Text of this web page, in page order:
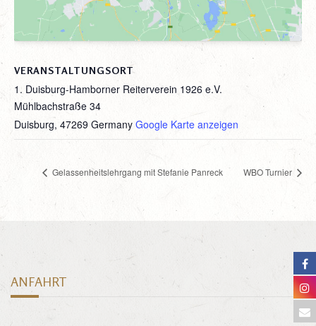
VERANSTALTUNGSORT
1. Duisburg-Hamborner Reiterverein 1926 e.V.
Mühlbachstraße 34
Duisburg, 47269 Germany Google Karte anzeigen
Gelassenheitslehrgang mit Stefanie Panreck WBO Turnier
ANFAHRT